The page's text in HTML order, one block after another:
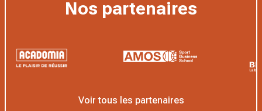
Nos partenaires
Voir tous les partenaires